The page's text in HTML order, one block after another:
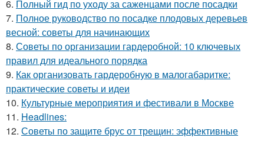
6. Полный гид по уходу за саженцами после посадки
7. Полное руководство по посадке плодовых деревьев
весной: советы для начинающих
8. Советы по организации гардеробной: 10 ключевых
правил для идеального порядка
9. Как организовать гардеробную в малогабаритке:
практические советы и идеи
10. Культурные мероприятия и фестивали в Москве
11. Headlines:
12. Советы по защите брус от трещин: эффективные